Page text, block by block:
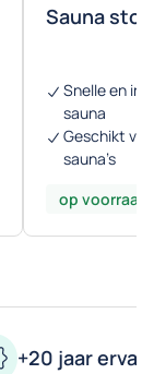
Sauna
Snelle en
sauna
Geschikt
sauna’s
op voorraad
+20 jaar